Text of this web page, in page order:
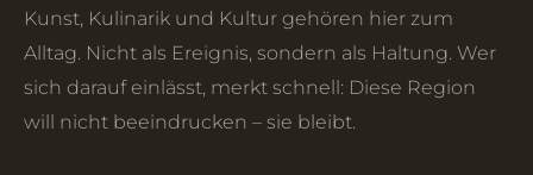
Kunst, Kulinarik und Kultur gehören hier zum
Alltag. Nicht als Ereignis, sondern als Haltung. Wer
sich darauf einlässt, merkt schnell: Diese Region
will nicht beeindrucken – sie bleibt.